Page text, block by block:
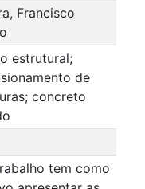
Francisco
estrutural;
de
concreto
tem como